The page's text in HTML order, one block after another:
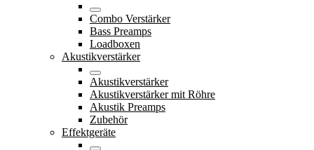
Combo Verstärker
Bass Preamps
Loadboxen
Akustikverstärker
Akustikverstärker
Akustikverstärker mit Röhre
Akustik Preamps
Zubehör
Effektgeräte